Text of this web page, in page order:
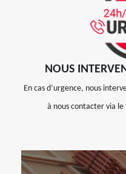
NOUS
En cas d’urgence, nous
à nous contacter via